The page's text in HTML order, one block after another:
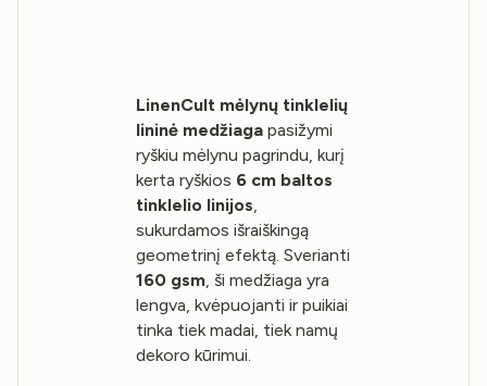
LinenCult mėlynų tinklelių
lininė medžiagapasižymi
ryškiu mėlynu pagrindu, kurį
kerta ryškios 6 cm baltos
tinklelio linijos,
sukurdamos išraiškingą
geometrinį efektą. Sverianti
160 gsm, ši medžiaga yra
lengva, kvėpuojanti ir puikiai
tinka tiek madai, tiek namų
dekoro kūrimui.